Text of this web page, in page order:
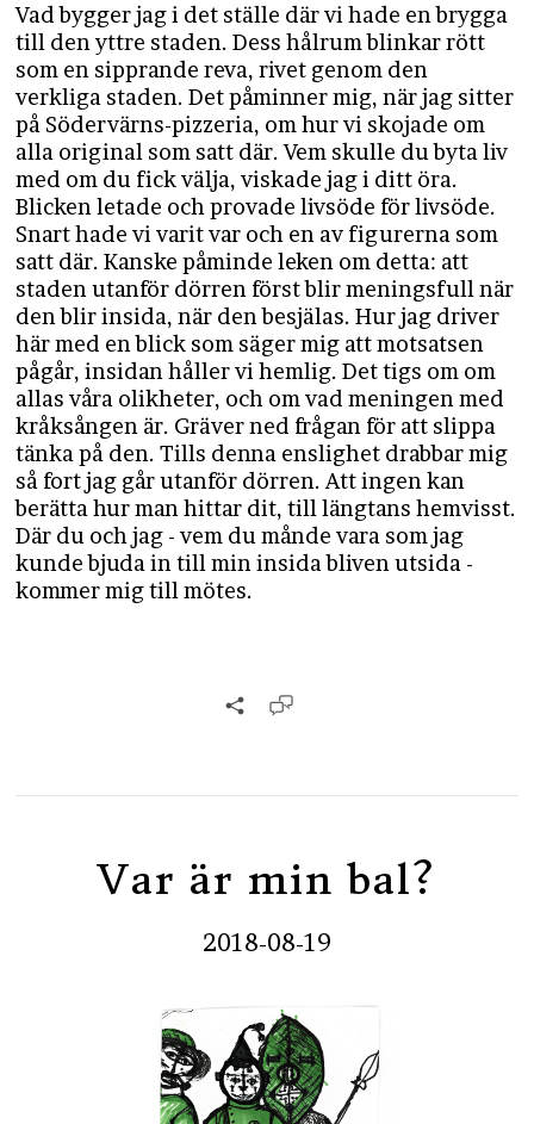
Vad bygger jag i det ställe där vi hade en brygga
till den yttre staden. Dess hålrum blinkar rött
som en sipprande reva, rivet genom den
verkliga staden. Det påminner mig, när jag sitter
på Södervärns-pizzeria, om hur vi skojade om
alla original som satt där. Vem skulle du byta liv
med om du fick välja, viskade jag i ditt öra.
Blicken letade och provade livsöde för livsöde.
Snart hade vi varit var och en av figurerna som
satt där. Kanske påminde leken om detta: att
staden utanför dörren först blir meningsfull när
den blir insida, när den besjälas. Hur jag driver
här med en blick som säger mig att motsatsen
pågår, insidan håller vi hemlig. Det tigs om om
allas våra olikheter, och om vad meningen med
kråksången är. Gräver ned frågan för att slippa
tänka på den. Tills denna enslighet drabbar mig
så fort jag går utanför dörren. Att ingen kan
berätta hur man hittar dit, till längtans hemvisst.
Där du och jag - vem du månde vara som jag
kunde bjuda in till min insida bliven utsida -
kommer mig till mötes.
Var är min bal?
2018-08-19